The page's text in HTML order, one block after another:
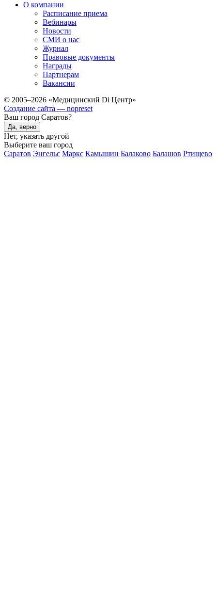
О компании
Расписание приема
Вебинары
Новости
СМИ о нас
Журнал
Правовые документы
Награды
Партнерам
Вакансии
© 2005–2026 «Медицинский Di Центр»
Создание сайта — nopreset
Ваш город Саратов?
Да, верно
Нет, указать другой
Выберите ваш город
Саратов Энгельс Маркс Камышин Балаково Балашов Ртищево